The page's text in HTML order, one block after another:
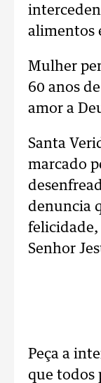
alimentos
Mulher
60 anos
amor a
Santa
marcado
denuncia
felicidade,
Senhor
Peça a
que todos